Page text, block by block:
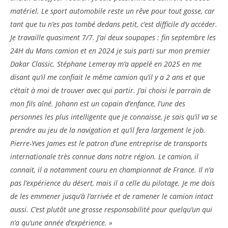
matériel. Le sport automobile reste un rêve pour tout gosse, car
tant que tu n’es pas tombé dedans petit, c’est difficile d’y accéder.
Je travaille quasiment 7/7. J’ai deux soupapes : fin septembre les
24H du Mans camion et en 2024 je suis parti sur mon premier
Dakar Classic. Stéphane Lemeray m’a appelé en 2025 en me
disant qu’il me confiait le même camion qu’il y a 2 ans et que
c’était à moi de trouver avec qui partir. J’ai choisi le parrain de
mon fils aîné. Johann est un copain d’enfance, l’une des
personnes les plus intelligente que je connaisse, je sais qu’il va se
prendre au jeu de la navigation et qu’il fera largement le job.
Pierre-Yves James est le patron d’une entreprise de transports
internationale très connue dans notre région. Le camion, il
connait, il a notamment couru en championnat de France. Il n’a
pas l’expérience du désert, mais il a celle du pilotage. Je me dois
de les emmener jusqu’à l’arrivée et de ramener le camion intact
aussi. C’est plutôt une grosse responsabilité pour quelqu’un qui
n’a qu’une année d’expérience. »